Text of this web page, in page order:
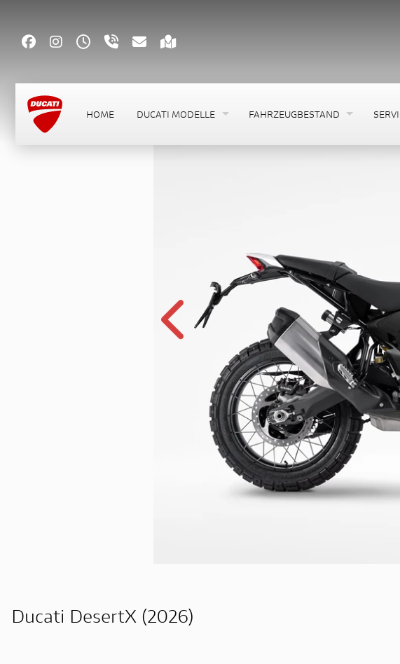
HOME DUCATI MODELLE FAHRZEUGBESTAND
Ducati DesertX (2026)